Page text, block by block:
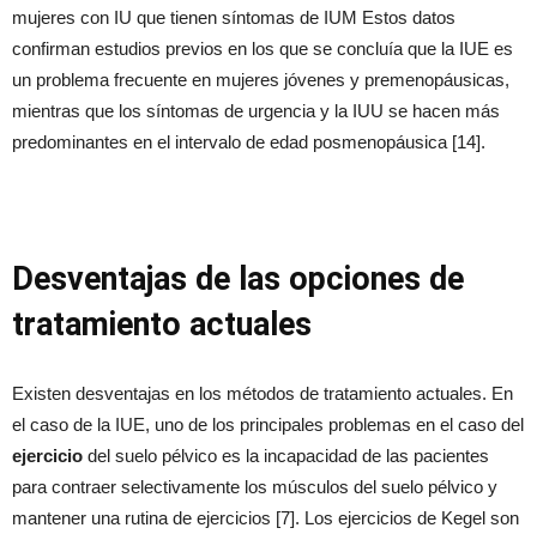
mujeres con IU que tienen síntomas de IUM Estos datos
confirman estudios previos en los que se concluía que la IUE es
un problema frecuente en mujeres jóvenes y premenopáusicas,
mientras que los síntomas de urgencia y la IUU se hacen más
predominantes en el intervalo de edad posmenopáusica [14].
Desventajas de las opciones de
tratamiento actuales
Existen desventajas en los métodos de tratamiento actuales. En
el caso de la IUE, uno de los principales problemas en el caso del
ejercicio del suelo pélvico es la incapacidad de las pacientes
para contraer selectivamente los músculos del suelo pélvico y
mantener una rutina de ejercicios [7]. Los ejercicios de Kegel son